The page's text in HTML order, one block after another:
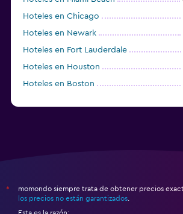
Hoteles en Chicago
Hoteles en Newark
Hoteles en Fort Lauderdale
Hoteles en Houston
Hoteles en Boston
*
momondo siempre trata de obtener precios
los precios no están garantizados